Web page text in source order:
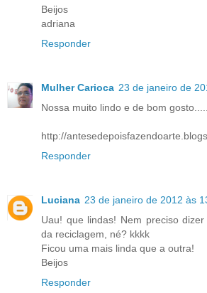
Beijos
adriana
Responder
Mulher Carioca 23 de janeiro de
Nossa muito lindo e de bom
http://
Responder
Luciana 23 de janeiro de 2012 às
Uau! que lindas! Nem preciso
da reciclagem, né? kkkk
Ficou uma mais linda que a outra!
Beijos
Responder